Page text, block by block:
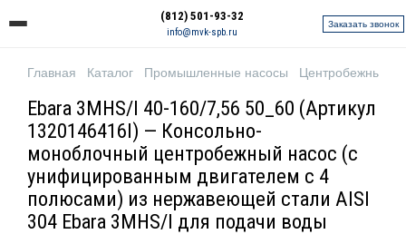
(812) 501-93-32
info@mvk-spb.ru
Заказать звонок
Главная Каталог Промышленные насосы Центробежные
Ebara 3MHS/I 40-160/7,56 50_60 (Артикул
1320146416I) — Консольно-
моноблочный центробежный насос (с
унифицированным двигателем с 4
полюсами) из нержавеющей стали AISI
304 Ebara 3MHS/I для подачи воды